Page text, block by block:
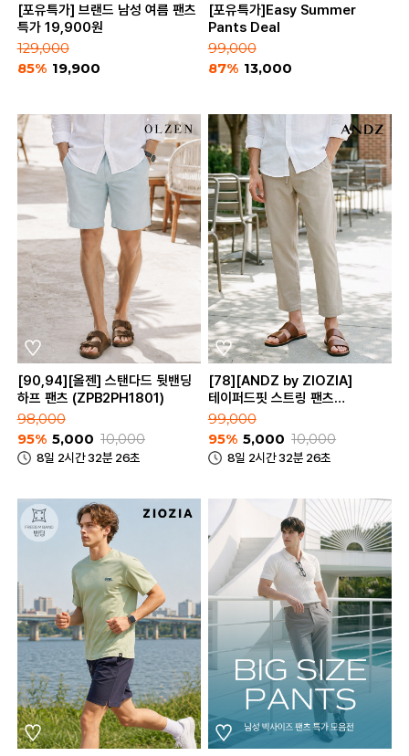
[포유특가] 브랜드 남성 여름 팬츠
특가 19,900원
129,000
85% 19,900
[포유특가]Easy Summer
Pants Deal
99,000
87% 13,000
[90,94][올젠] 스탠다드 뒷밴딩
하프 팬츠 (ZPB2PH1801)
98,000
95% 5,000 10,000
8일 2시간 32분 26초
[78][ANDZ by ZIOZIA]
테이퍼드핏 스트링 팬츠
(BLB2PP1001)
99,000
95% 5,000 10,000
8일 2시간 32분 26초